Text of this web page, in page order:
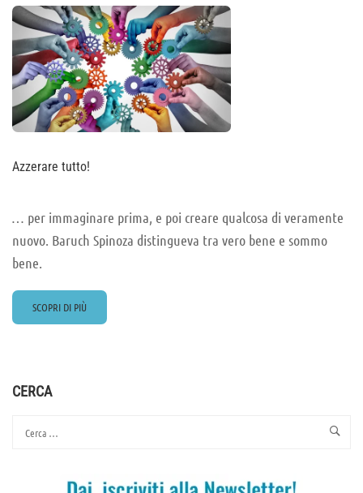
Azzerare tutto!
… per immaginare prima, e poi creare qualcosa di veramente
nuovo. Baruch Spinoza distingueva tra vero bene e sommo
bene.
READ
MORE
SCOPRI DI PIÙ
CERCA